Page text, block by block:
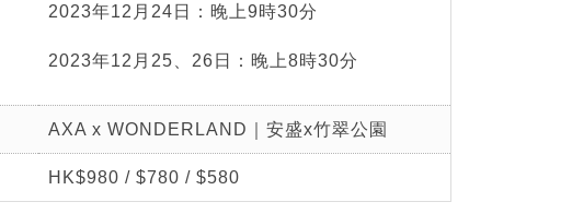
2023年12月24日：晚上9時30分
2023年12月25、26日：晚上8時30分
AXA x WONDERLAND｜安盛x竹翠公園
HK$980 / $780 / $580